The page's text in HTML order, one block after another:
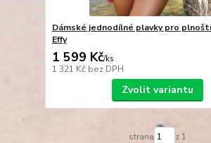
Dámské jednodílné plavky pro
Effy
1 599 Kč/ks
1 321 Kč bez DPH
Zvolit variantu
strana z 1